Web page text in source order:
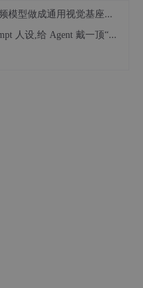
视觉基座，训练数据量仅1/500
人设,给 Agent 戴一顶“帽子“